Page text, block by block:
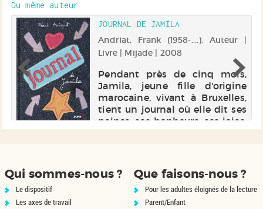
Du même auteur
JOURNAL DE JAMILA
Andriat, Frank (1958-....). Auteur |
Livre | Mijade | 2008
Pendant près de cinq mois,
Jamila, jeune fille d'origine
marocaine, vivant à Bruxelles,
tient un journal où elle dit ses
peines, ses bonheurs, ses joies.
Des questions la hantent : qui
Qui sommes-nous ?
Le dispositif
Les axes de travail
Que faisons-nous ?
Pour les adultes éloignés de la lecture
Parent/Enfant